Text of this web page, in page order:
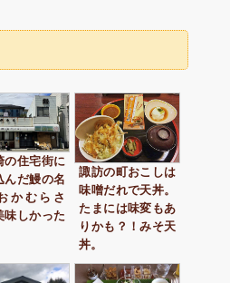
の住宅街に
んだ鰻の名
かむらさ
味しかった
諏訪の町おこしは
味噌だれで天丼。
たまには味変もあ
りかも？！みそ天
丼。